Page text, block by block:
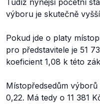
Tudíž nynější početní
výboru je skutečně
Pokud jde o platy
pro představitele je 51
koeficient 1,08 k této
Místopředsedům
0,22. Má tedy o 11 381